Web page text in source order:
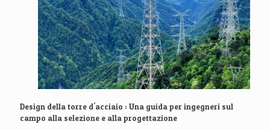
Design della torre d'acciaio : Una guida per ingegneri sul
campo alla selezione e alla progettazione